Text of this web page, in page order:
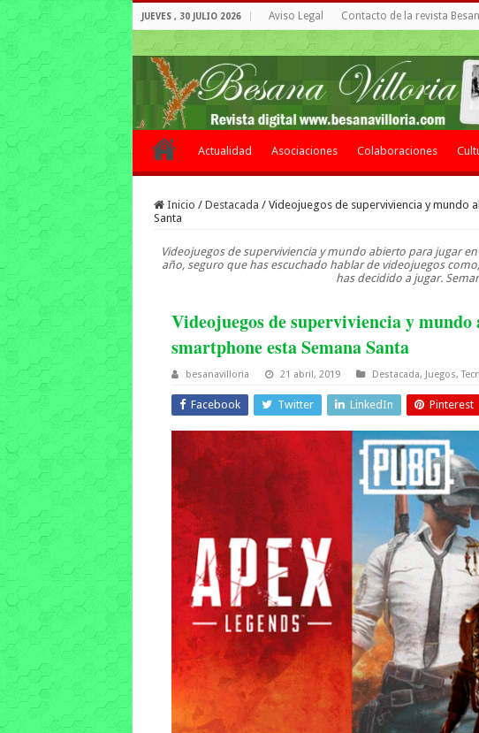
JUEVES , 30 JULIO 2026 Aviso Legal Contacto de la revista
Actualidad Asociaciones Colaboraciones
Inicio / Destacada / Videojuegos de superviviencia y mundo
Santa
Videojuegos de superviviencia y mundo abierto para jugar
año, seguro que has escuchado hablar de videojuegos
has decidido a jugar.
Videojuegos de superviviencia y
smartphone esta Semana Santa
besanavilloria 21 abril, 2019 Destacada, Juegos,
Facebook Twitter LinkedIn Pinterest